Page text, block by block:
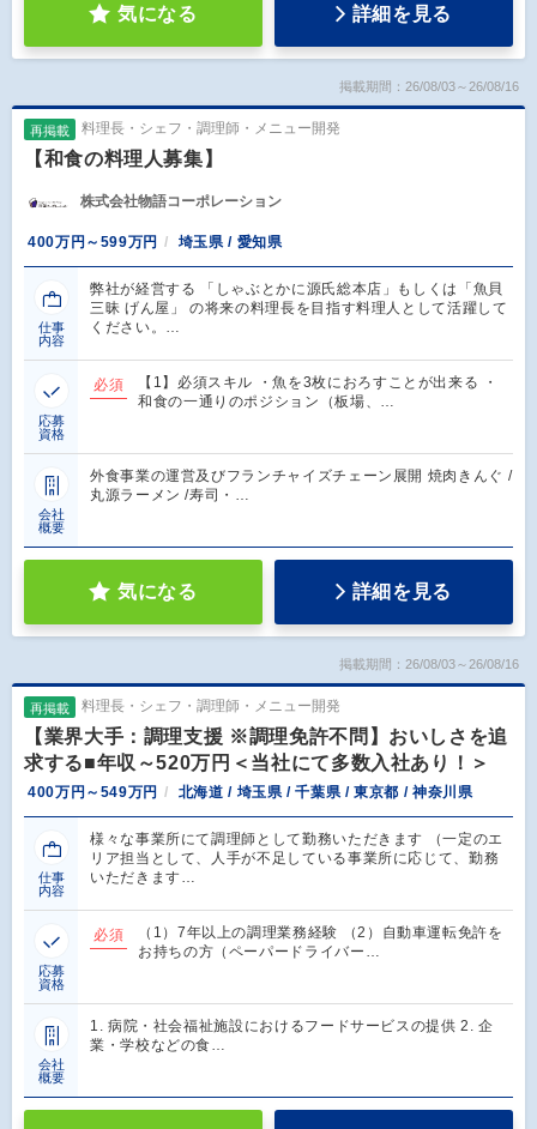
気になる 詳細を見る
掲載期間：26/08/03～26/08/16
再掲載 料理長・シェフ・調理師・メニュー開発
【和食の料理人募集】
株式会社物語コーポレーション
400万円～599万円 埼玉県 / 愛知県
仕事
内容
弊社が経営する 「しゃぶとかに源氏総本店」もしくは「魚貝
三昧 げん屋」 の将来の料理長を目指す料理人として活躍して
ください。…
応募
資格
必須
【1】必須スキル ・魚を3枚におろすことが出来る ・
和食の一通りのポジション（板場、…
会社
概要
外食事業の運営及びフランチャイズチェーン展開 焼肉きんぐ /
丸源ラーメン /寿司・…
気になる 詳細を見る
掲載期間：26/08/03～26/08/16
再掲載 料理長・シェフ・調理師・メニュー開発
【業界大手：調理支援 ※調理免許不問】おいしさを追
求する■年収～520万円＜当社にて多数入社あり！＞
400万円～549万円 北海道 / 埼玉県 / 千葉県 / 東京都 / 神奈川県
仕事
内容
様々な事業所にて調理師として勤務いただきます （一定のエ
リア担当として、人手が不足している事業所に応じて、勤務
いただきます…
応募
資格
必須
（1）7年以上の調理業務経験 （2）自動車運転免許を
お持ちの方（ペーパードライバー…
会社
概要
1. 病院・社会福祉施設におけるフードサービスの提供 2. 企
業・学校などの食…